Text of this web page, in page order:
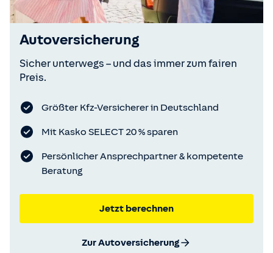
Autoversicherung
Sicher unterwegs – und das immer zum fairen
Preis.
Größter Kfz-Versicherer in Deutschland
Mit Kasko SELECT 20 % sparen
Persönlicher Ansprechpartner & kompetente
Beratung
Jetzt berechnen
Zur Autoversicherung